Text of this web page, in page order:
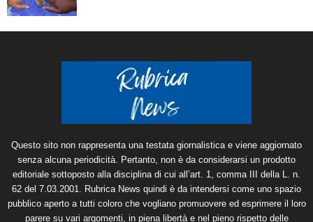
Questo sito non rappresenta una testata giornalistica e viene aggiornato
senza alcuna periodicità. Pertanto, non è da considerarsi un prodotto
editoriale sottoposto alla disciplina di cui all’art. 1, comma III della L. n.
62 del 7.03.2001. Rubrica News quindi è da intendersi come uno spazio
pubblico aperto a tutti coloro che vogliano promuovere ed esprimere il loro
parere su vari argomenti, in piena libertà e nel pieno rispetto delle